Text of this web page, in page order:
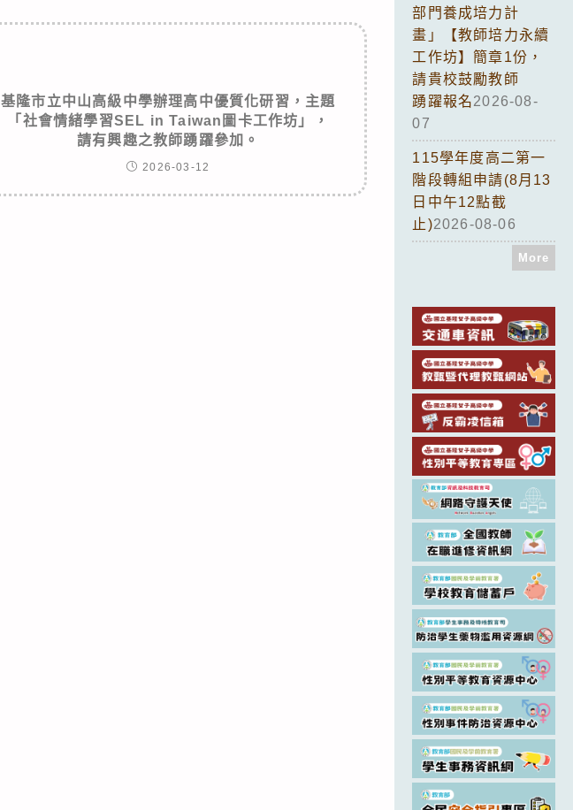
基隆市立中山高級中學辦理高中優質化研習，主題
「社會情緒學習SEL in Taiwan圖卡工作坊」，
請有興趣之教師踴躍參加。
2026-03-12
部門養成培力計
畫」【教師培力永續
工作坊】簡章1份，
請貴校鼓勵教師
踴躍報名2026-08-
07
115學年度高二第一
階段轉組申請(8月13
日中午12點截
止)2026-08-06
More